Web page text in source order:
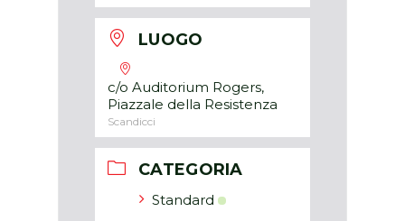
LUOGO
c/o Auditorium Rogers,
Piazzale della Resistenza
Scandicci
CATEGORIA
Standard